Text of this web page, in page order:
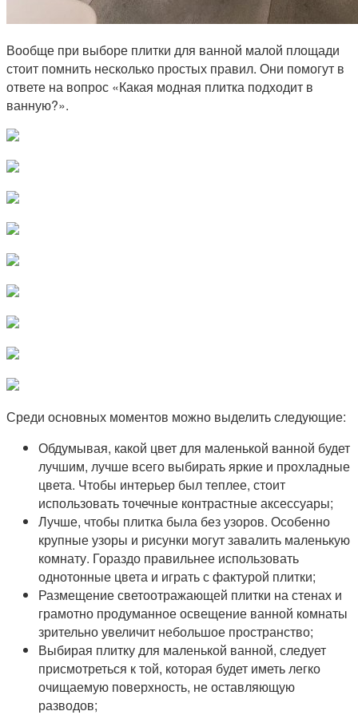
Вообще при выборе плитки для ванной малой площади
стоит помнить несколько простых правил. Они помогут в
ответе на вопрос «Какая модная плитка подходит в
ванную?».
Среди основных моментов можно выделить следующие:
Обдумывая, какой цвет для маленькой ванной будет
лучшим, лучше всего выбирать яркие и прохладные
цвета. Чтобы интерьер был теплее, стоит
использовать точечные контрастные аксессуары;
Лучше, чтобы плитка была без узоров. Особенно
крупные узоры и рисунки могут завалить маленькую
комнату. Гораздо правильнее использовать
однотонные цвета и играть с фактурой плитки;
Размещение светоотражающей плитки на стенах и
грамотно продуманное освещение ванной комнаты
зрительно увеличит небольшое пространство;
Выбирая плитку для маленькой ванной, следует
присмотреться к той, которая будет иметь легко
очищаемую поверхность, не оставляющую
разводов;